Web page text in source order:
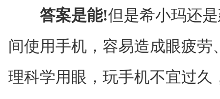
答案是能!但是希小玛还
间使用手机，容易造成眼疲
理科学用眼，玩手机不宜过久